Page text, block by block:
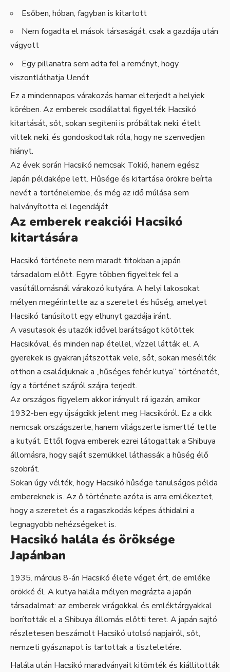
Esőben, hóban, fagyban is kitartott
Nem fogadta el mások társaságát, csak a gazdája után
vágyott
Egy pillanatra sem adta fel a reményt, hogy
viszontláthatja Uenót
Ez a mindennapos várakozás hamar elterjedt a helyiek
körében. Az emberek csodálattal figyelték Hacsikó
kitartását, sőt, sokan segíteni is próbáltak neki: ételt
vittek neki, és gondoskodtak róla, hogy ne szenvedjen
hiányt.
Az évek során Hacsikó nemcsak Tokió, hanem egész
Japán példaképe lett. Hűsége és kitartása örökre beírta
nevét a történelembe, és még az idő múlása sem
halványította el legendáját.
Az emberek reakciói Hacsikó
kitartására
Hacsikó története nem maradt titokban a japán
társadalom előtt. Egyre többen figyeltek fel a
vasútállomásnál várakozó kutyára. A helyi lakosokat
mélyen megérintette az a szeretet és hűség, amelyet
Hacsikó tanúsított egy elhunyt gazdája iránt.
A vasutasok és utazók idővel barátságot kötöttek
Hacsikóval, és minden nap étellel, vízzel látták el. A
gyerekek is gyakran játszottak vele, sőt, sokan mesélték
otthon a családjuknak a „hűséges fehér kutya” történetét,
így a történet szájról szájra terjedt.
Az országos figyelem akkor irányult rá igazán, amikor
1932-ben egy újságcikk jelent meg Hacsikóról. Ez a cikk
nemcsak országszerte, hanem világszerte ismertté tette
a kutyát. Ettől fogva emberek ezrei látogattak a Shibuya
állomásra, hogy saját szemükkel láthassák a hűség élő
szobrát.
Sokan úgy vélték, hogy Hacsikó hűsége tanulságos példa
embereknek is. Az ő története azóta is arra emlékeztet,
hogy a szeretet és a ragaszkodás képes áthidalni a
legnagyobb nehézségeket is.
Hacsikó halála és öröksége
Japánban
március 8-án Hacsikó élete véget ért, de emléke
örökké él. A kutya halála mélyen megrázta a japán
társadalmat: az emberek virágokkal és emléktárgyakkal
borították el a Shibuya állomás előtti teret. A japán sajtó
részletesen beszámolt Hacsikó utolsó napjairól, sőt,
nemzeti gyásznapot is tartottak a tiszteletére.
Halála után Hacsikó maradványait kitömték és kiállították